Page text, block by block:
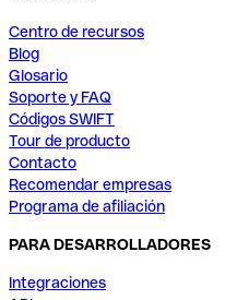
Centro de recursos
Blog
Glosario
Soporte y FAQ
Códigos SWIFT
Tour de producto
Contacto
Recomendar empresas
Programa de afiliación
PARA DESARROLLADORES
Integraciones